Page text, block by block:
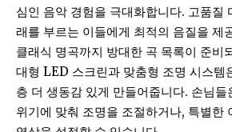
심인 음악 경험을 극대화합니다. 고품질
래를 부르는 이들에게 최적의 음질을 제
클래식 명곡까지 방대한 곡 목록이 준비
대형 LED 스크린과 맞춤형 조명 시스템
층 더 생동감 있게 만들어줍니다. 손님들
위기에 맞춰 조명을 조절하거나, 특별한